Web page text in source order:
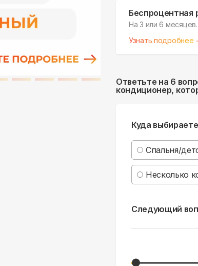
Беспроцентная
На 3 или 6 месяцев.
Узнать подробнее
Ответьте на 6
кондиционер,
Куда
Спальня/
Несколько
Следующий